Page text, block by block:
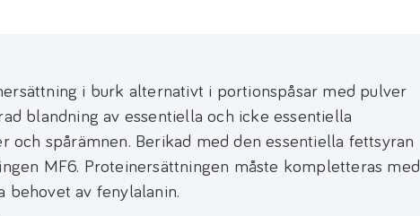
i burk alternativt i portionspåsar med pulver
blandning av essentiella och icke essentiella
och spårämnen. Berikad med den essentiella fettsyran
MF6. Proteinersättningen måste kompletteras med
av fenylalanin.